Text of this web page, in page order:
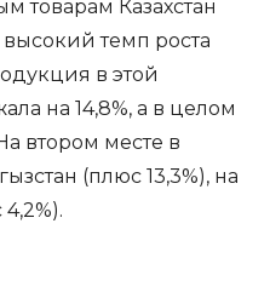
товарам Казахстан
темп роста
в этой
на 14,8%, а в целом
втором месте в
(плюс 13,3%), на